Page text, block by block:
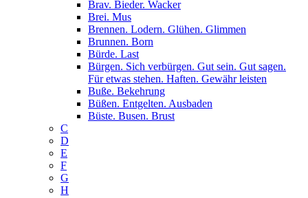
Brav. Bieder. Wacker
Brei. Mus
Brennen. Lodern. Glühen. Glimmen
Brunnen. Born
Bürde. Last
Bürgen. Sich verbürgen. Gut sein. Gut sagen.
Für etwas stehen. Haften. Gewähr leisten
Buße. Bekehrung
Büßen. Entgelten. Ausbaden
Büste. Busen. Brust
C
D
E
F
G
H